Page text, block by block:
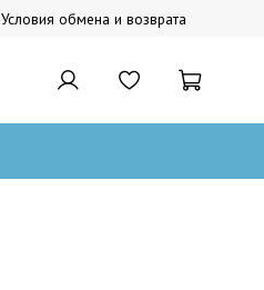
Условия обмена и возврата